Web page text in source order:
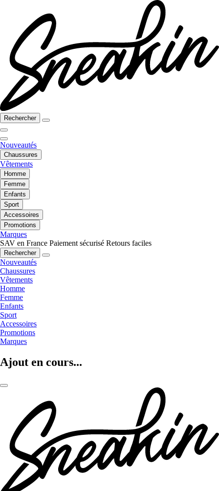
Rechercher
Nouveautés
Chaussures
Vêtements
Homme
Femme
Enfants
Sport
Accessoires
Promotions
Marques
SAV en France Paiement sécurisé Retours faciles
Rechercher
Nouveautés
Chaussures
Vêtements
Homme
Femme
Enfants
Sport
Accessoires
Promotions
Marques
Ajout en cours...